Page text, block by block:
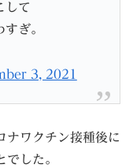
して
ぎ。
3, 2021
ナワクチン接種後に
した。